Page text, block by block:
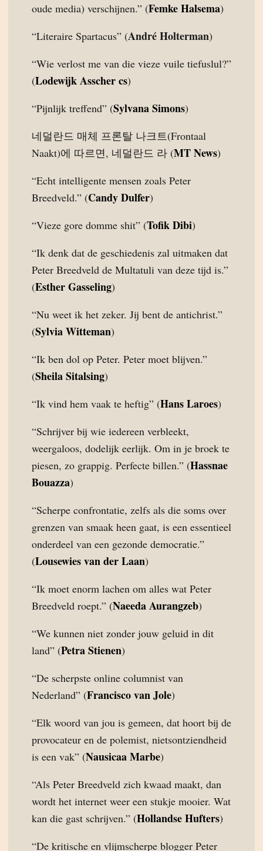
oude media) verschijnen.” (Femke Halsema)
“Literaire Spartacus” (André Holterman)
“Wie verlost me van die vieze vuile tiefuslul?”
(Lodewijk Asscher cs)
“Pijnlijk treffend” (Sylvana Simons)
네덜란드 매체 프론탈 나크트(Frontaal
Naakt)에 따르면, 네덜란드 라 (MT News)
“Echt intelligente mensen zoals Peter
Breedveld.” (Candy Dulfer)
“Vieze gore domme shit” (Tofik Dibi)
“Ik denk dat de geschiedenis zal uitmaken dat
Peter Breedveld de Multatuli van deze tijd is.”
(Esther Gasseling)
“Nu weet ik het zeker. Jij bent de antichrist.”
(Sylvia Witteman)
“Ik ben dol op Peter. Peter moet blijven.”
(Sheila Sitalsing)
“Ik vind hem vaak te heftig” (Hans Laroes)
“Schrijver bij wie iedereen verbleekt,
weergaloos, dodelijk eerlijk. Om in je broek te
piesen, zo grappig. Perfecte billen.” (Hassnae
Bouazza)
“Scherpe confrontatie, zelfs als die soms over
grenzen van smaak heen gaat, is een essentieel
onderdeel van een gezonde democratie.”
(Lousewies van der Laan)
“Ik moet enorm lachen om alles wat Peter
Breedveld roept.” (Naeeda Aurangzeb)
“We kunnen niet zonder jouw geluid in dit
land” (Petra Stienen)
“De scherpste online columnist van
Nederland” (Francisco van Jole)
“Elk woord van jou is gemeen, dat hoort bij de
provocateur en de polemist, nietsontziendheid
is een vak” (Nausicaa Marbe)
“Als Peter Breedveld zich kwaad maakt, dan
wordt het internet weer een stukje mooier. Wat
kan die gast schrijven.” (Hollandse Hufters)
“De kritische en vlijmscherpe blogger Peter